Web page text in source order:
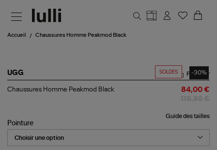
Accueil Chaussures Homme Peakmod Black
SOLDES -30%
UGG
Chaussures
Partager
Chaussures Homme Peakmod Black 84,00 €
Guide des tailles
Pointure